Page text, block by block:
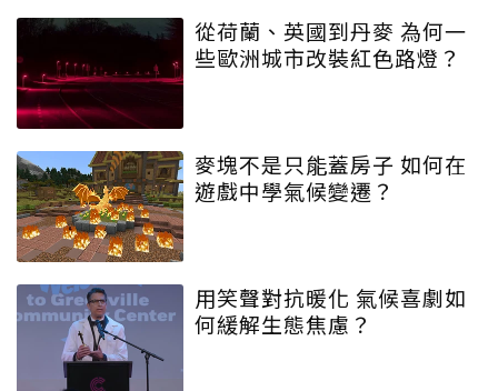
從荷蘭、英國到丹麥 為何一
些歐洲城市改裝紅色路燈？
麥塊不是只能蓋房子 如何在
遊戲中學氣候變遷？
用笑聲對抗暖化 氣候喜劇如
何緩解生態焦慮？